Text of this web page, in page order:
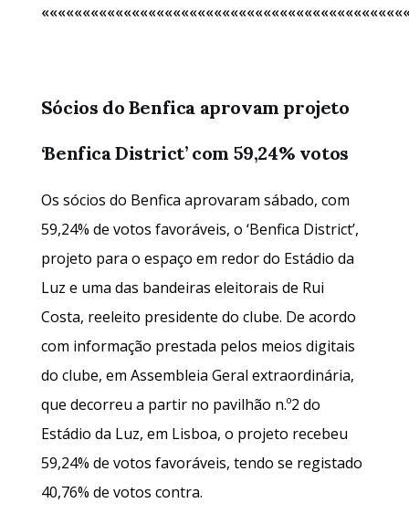
Sócios do Benfica aprovam projeto
‘Benfica District’ com 59,24% votos
Os sócios do Benfica aprovaram sábado, com
59,24% de votos favoráveis, o ‘Benfica District’,
projeto para o espaço em redor do Estádio da
Luz e uma das bandeiras eleitorais de Rui
Costa, reeleito presidente do clube. De acordo
com informação prestada pelos meios digitais
do clube, em Assembleia Geral extraordinária,
que decorreu a partir no pavilhão n.º2 do
Estádio da Luz, em Lisboa, o projeto recebeu
59,24% de votos favoráveis, tendo se registado
40,76% de votos contra.